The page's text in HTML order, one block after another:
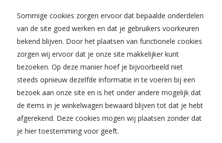
Sommige cookies zorgen ervoor dat bepaalde onderdelen
van de site goed werken en dat je gebruikers voorkeuren
bekend blijven. Door het plaatsen van functionele cookies
zorgen wij ervoor dat je onze site makkelijker kunt
bezoeken. Op deze manier hoef je bijvoorbeeld niet
steeds opnieuw dezelfde informatie in te voeren bij een
bezoek aan onze site en is het onder andere mogelijk dat
de items in je winkelwagen bewaard blijven tot dat je hebt
afgerekend. Deze cookies mogen wij plaatsen zonder dat
je hier toestemming voor geeft.